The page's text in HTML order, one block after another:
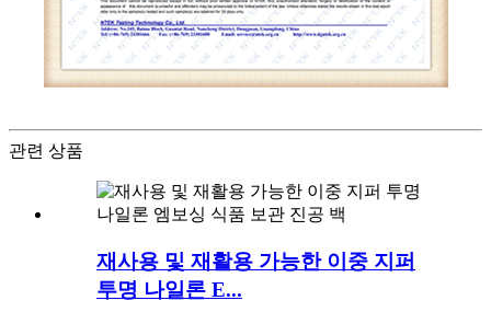
관련 상품
재사용 및 재활용 가능한 이중 지퍼
투명 나일론 E...